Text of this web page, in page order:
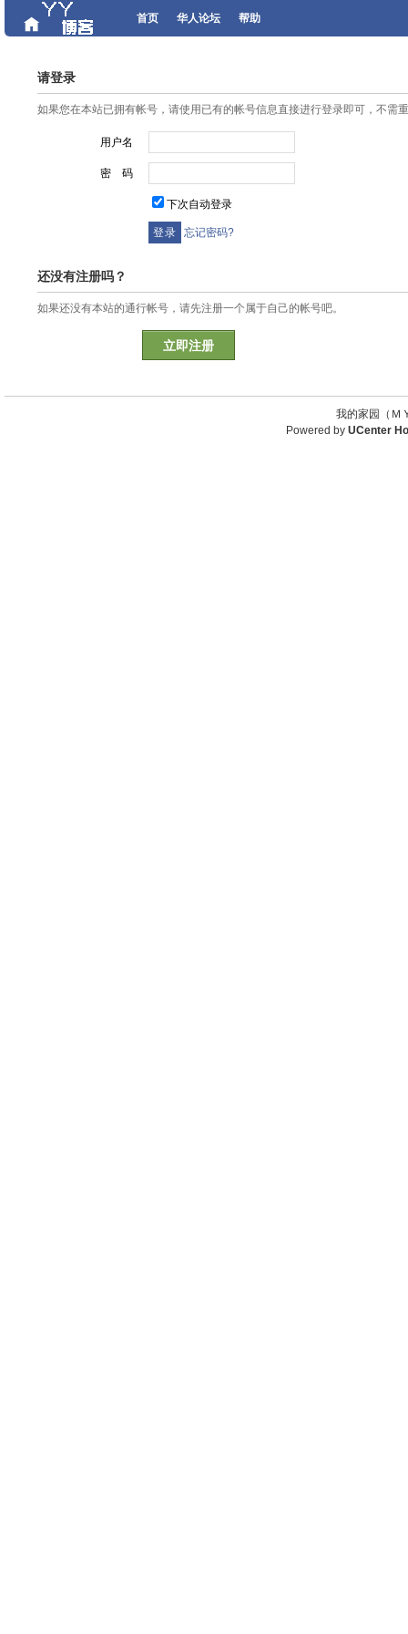
首页 华人论坛 帮助
请登录
如果您在本站已拥有帐号，请使用已有的帐号信息直接进行登录即可，不需
用户名
密 码
下次自动登录
忘记密码?
还没有注册吗？
如果还没有本站的通行帐号，请先注册一个属于自己的帐号吧。
立即注册
我的家园（
Powered by UCenter